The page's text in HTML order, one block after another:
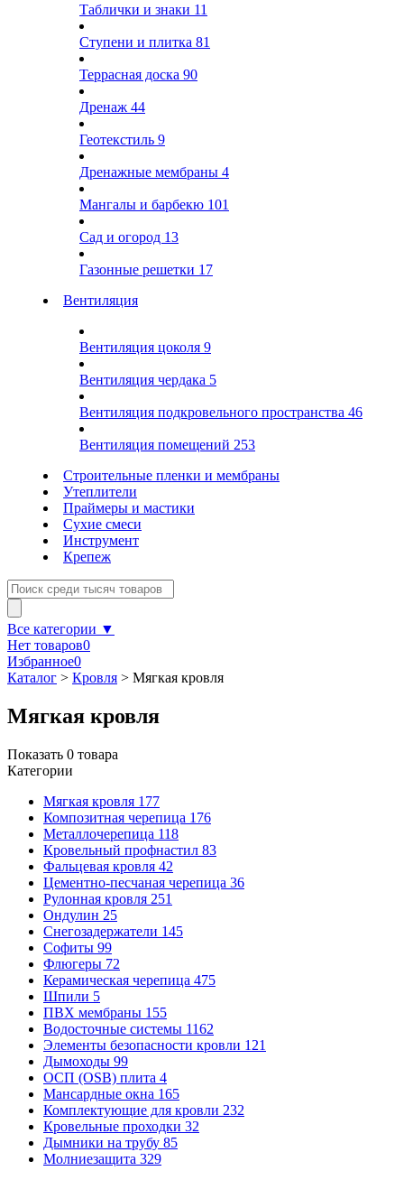
Таблички и знаки 11
Ступени и плитка 81
Террасная доска 90
Дренаж 44
Геотекстиль 9
Дренажные мембраны 4
Мангалы и барбекю 101
Сад и огород 13
Газонные решетки 17
Вентиляция
Вентиляция цоколя 9
Вентиляция чердака 5
Вентиляция подкровельного пространства 46
Вентиляция помещений 253
Строительные пленки и мембраны
Утеплители
Праймеры и мастики
Сухие смеси
Инструмент
Крепеж
Все категории ▼
Нет товаров0
Избранное0
Каталог > Кровля > Мягкая кровля
Мягкая кровля
Показать 0 товара
Категории
Мягкая кровля 177
Композитная черепица 176
Металлочерепица 118
Кровельный профнастил 83
Фальцевая кровля 42
Цементно-песчаная черепица 36
Рулонная кровля 251
Ондулин 25
Снегозадержатели 145
Софиты 99
Флюгеры 72
Керамическая черепица 475
Шпили 5
ПВХ мембраны 155
Водосточные системы 1162
Элементы безопасности кровли 121
Дымоходы 99
ОСП (OSB) плита 4
Мансардные окна 165
Комплектующие для кровли 232
Кровельные проходки 32
Дымники на трубу 85
Молниезащита 329